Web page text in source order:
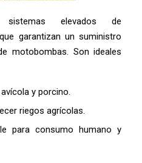
elevados de
garantizan un suministro
motobombas. Son ideales
y porcino.
riegos agrícolas.
para consumo humano y